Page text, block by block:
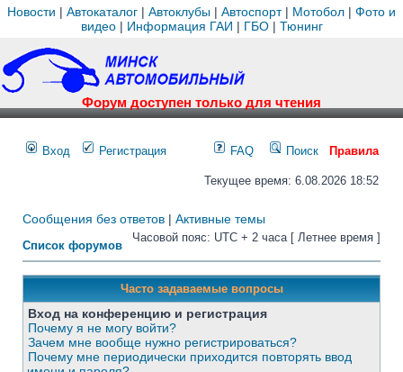
Новости | Автокаталог | Автоклубы | Автоспорт| Мотобол | Фото и
видео| Информация ГАИ | ГБО| Тюнинг
Форум доступен только для чтения
Вход Регистрация FAQ Поиск Правила
Текущее время: 6.08.2026 18:52
Сообщения без ответов | Активные темы
Список форумов
Часовой пояс: UTC + 2 часа [ Летнее время ]
Часто задаваемые вопросы
Вход на конференцию и регистрация
Почему я не могу войти?
Зачем мне вообще нужно регистрироваться?
Почему мне периодически приходится повторять ввод